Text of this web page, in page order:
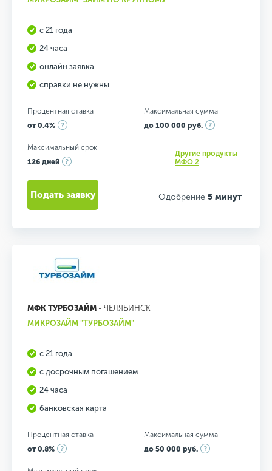
с 21 года
24 часа
онлайн заявка
справки не нужны
Процентная ставка
от 0.4%
Максимальная сумма
до 100 000 руб.
Максимальный срок
126 дней
Другие продукты
МФО 2
Одобрение 5 минут
Подать заявку
МФК ТУРБОЗАЙМ - ЧЕЛЯБИНСК
МИКРОЗАЙМ "ТУРБОЗАЙМ"
с 21 года
с досрочным погашением
24 часа
банковская карта
Процентная ставка
от 0.8%
Максимальная сумма
до 50 000 руб.